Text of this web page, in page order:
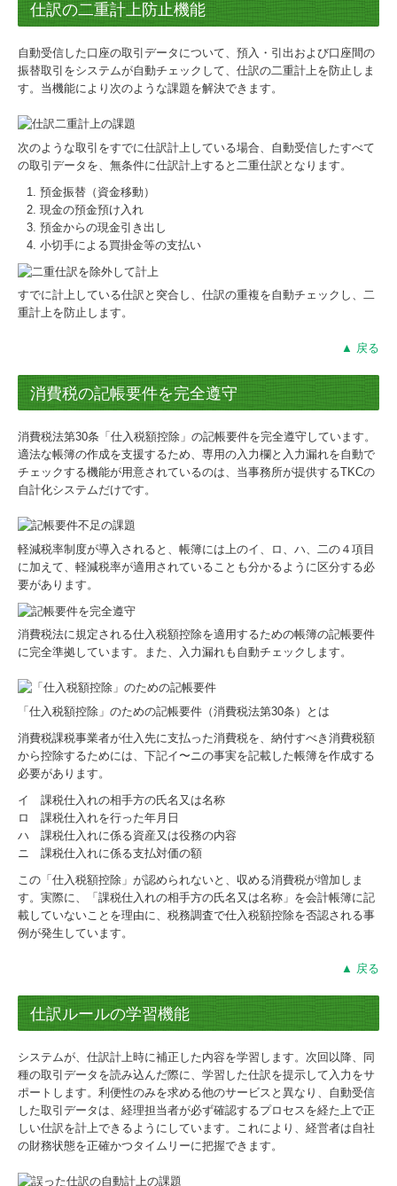
仕訳の二重計上防止機能
自動受信した口座の取引データについて、預入・引出および口座間の
振替取引をシステムが自動チェックして、仕訳の二重計上を防止しま
す。当機能により次のような課題を解決できます。
次のような取引をすでに仕訳計上している場合、自動受信したすべて
の取引データを、無条件に仕訳計上すると二重仕訳となります。
預金振替（資金移動）
現金の預金預け入れ
預金からの現金引き出し
小切手による買掛金等の支払い
すでに計上している仕訳と突合し、仕訳の重複を自動チェックし、二
重計上を防止します。
▲ 戻る
消費税の記帳要件を完全遵守
消費税法第30条「仕入税額控除」の記帳要件を完全遵守しています。
適法な帳簿の作成を支援するため、専用の入力欄と入力漏れを自動で
チェックする機能が用意されているのは、当事務所が提供するTKCの
自計化システムだけです。
軽減税率制度が導入されると、帳簿には上のイ、ロ、ハ、二の４項目
に加えて、軽減税率が適用されていることも分かるように区分する必
要があります。
消費税法に規定される仕入税額控除を適用するための帳簿の記帳要件
に完全準拠しています。また、入力漏れも自動チェックします。
「仕入税額控除」のための記帳要件（消費税法第30条）とは
消費税課税事業者が仕入先に支払った消費税を、納付すべき消費税額
から控除するためには、下記イ〜ニの事実を記載した帳簿を作成する
必要があります。
イ 課税仕入れの相手方の氏名又は名称
ロ 課税仕入れを行った年月日
ハ 課税仕入れに係る資産又は役務の内容
ニ 課税仕入れに係る支払対価の額
この「仕入税額控除」が認められないと、収める消費税が増加しま
す。実際に、「課税仕入れの相手方の氏名又は名称」を会計帳簿に記
載していないことを理由に、税務調査で仕入税額控除を否認される事
例が発生しています。
▲ 戻る
仕訳ルールの学習機能
システムが、仕訳計上時に補正した内容を学習します。次回以降、同
種の取引データを読み込んだ際に、学習した仕訳を提示して入力をサ
ポートします。利便性のみを求める他のサービスと異なり、自動受信
した取引データは、経理担当者が必ず確認するプロセスを経た上で正
しい仕訳を計上できるようにしています。これにより、経営者は自社
の財務状態を正確かつタイムリーに把握できます。